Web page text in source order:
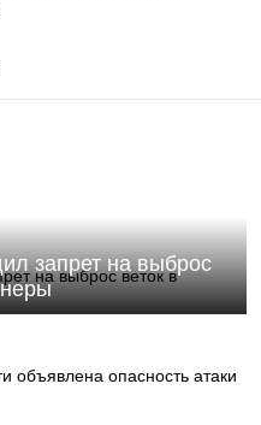
запрет на выброс
объявлена опасность атаки